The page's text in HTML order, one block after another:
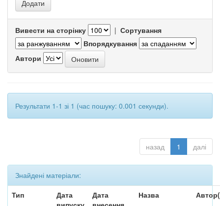
Вивести на сторінку | Сортування
Впорядкування
Автори
Результати 1-1 зі 1 (час пошуку: 0.001 секунди).
назад 1 далі
Знайдені матеріали:
Тип
Дата
Дата
Назва